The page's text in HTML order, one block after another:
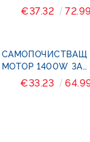
€37.32
САМОПОЧИСТВАЩ
МОТОР 1400W ЗА
ПЕЛЕТНА ГОРЕЛКА
BURNIT- PELL
€33.23